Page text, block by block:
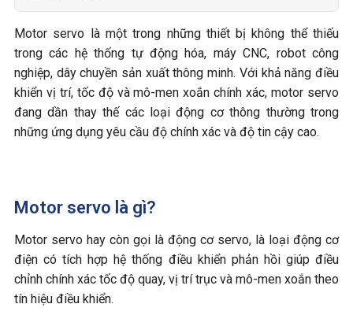
Motor servo là một trong những thiết bị không thể thiếu
trong các hệ thống tự động hóa, máy CNC, robot công
nghiệp, dây chuyền sản xuất thông minh. Với khả năng điều
khiển vị trí, tốc độ và mô-men xoắn chính xác, motor servo
đang dần thay thế các loại động cơ thông thường trong
những ứng dụng yêu cầu độ chính xác và độ tin cậy cao.
Motor servo là gì?
Motor servo hay còn gọi là động cơ servo, là loại động cơ
điện có tích hợp hệ thống điều khiển phản hồi giúp điều
chỉnh chính xác tốc độ quay, vị trí trục và mô-men xoắn theo
tín hiệu điều khiển.